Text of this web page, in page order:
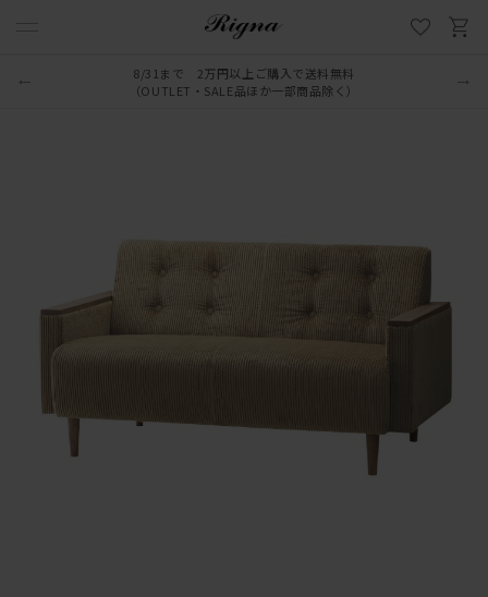
8/31まで 2万円以上ご購入で送料無料
（OUTLET・SALE品ほか一部商品除く）